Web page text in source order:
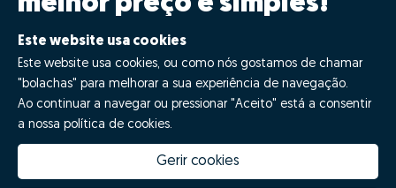
Clica GO!
Quero fazer GO!
Este website usa cookies
Este website usa cookies, ou como nós gostamos de chamar
"bolachas" para melhorar a sua experiência de navegação.
Ao continuar a navegar ou pressionar "Aceito" está a consentir
a nossa política de cookies.
Gerir cookies